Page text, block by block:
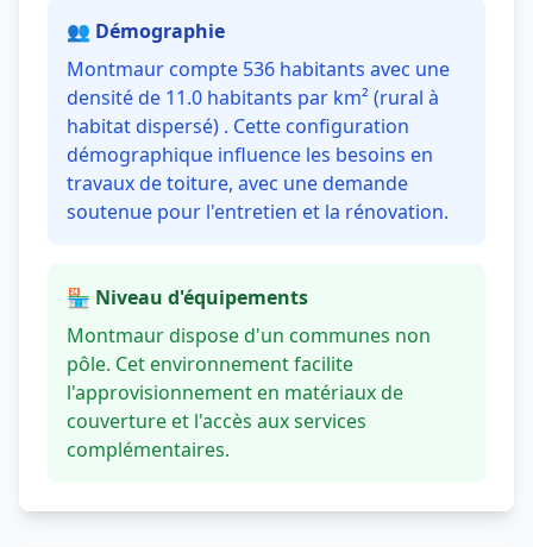
👥 Démographie
Montmaur compte 536 habitants avec une
densité de 11.0 habitants par km² (rural à
habitat dispersé) . Cette configuration
démographique influence les besoins en
travaux de toiture, avec une demande
soutenue pour l'entretien et la rénovation.
🏪 Niveau d'équipements
Montmaur dispose d'un communes non
pôle. Cet environnement facilite
l'approvisionnement en matériaux de
couverture et l'accès aux services
complémentaires.